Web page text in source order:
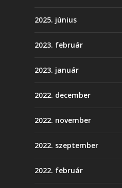
2025. június
2023. február
2023. január
2022. december
2022. november
2022. szeptember
2022. február